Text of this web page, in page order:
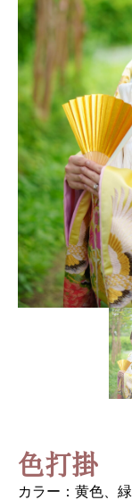
色打掛
カラー：黄色、緑